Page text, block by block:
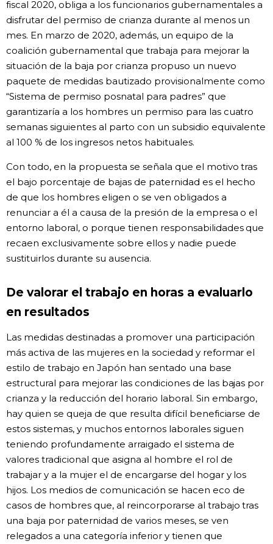
fiscal 2020, obliga a los funcionarios gubernamentales a
disfrutar del permiso de crianza durante al menos un
mes. En marzo de 2020, además, un equipo de la
coalición gubernamental que trabaja para mejorar la
situación de la baja por crianza propuso un nuevo
paquete de medidas bautizado provisionalmente como
“Sistema de permiso posnatal para padres” que
garantizaría a los hombres un permiso para las cuatro
semanas siguientes al parto con un subsidio equivalente
al 100 % de los ingresos netos habituales.
Con todo, en la propuesta se señala que el motivo tras
el bajo porcentaje de bajas de paternidad es el hecho
de que los hombres eligen o se ven obligados a
renunciar a él a causa de la presión de la empresa o el
entorno laboral, o porque tienen responsabilidades que
recaen exclusivamente sobre ellos y nadie puede
sustituirlos durante su ausencia.
De valorar el trabajo en horas a evaluarlo
en resultados
Las medidas destinadas a promover una participación
más activa de las mujeres en la sociedad y reformar el
estilo de trabajo en Japón han sentado una base
estructural para mejorar las condiciones de las bajas por
crianza y la reducción del horario laboral. Sin embargo,
hay quien se queja de que resulta difícil beneficiarse de
estos sistemas, y muchos entornos laborales siguen
teniendo profundamente arraigado el sistema de
valores tradicional que asigna al hombre el rol de
trabajar y a la mujer el de encargarse del hogar y los
hijos. Los medios de comunicación se hacen eco de
casos de hombres que, al reincorporarse al trabajo tras
una baja por paternidad de varios meses, se ven
relegados a una categoría inferior y tienen que